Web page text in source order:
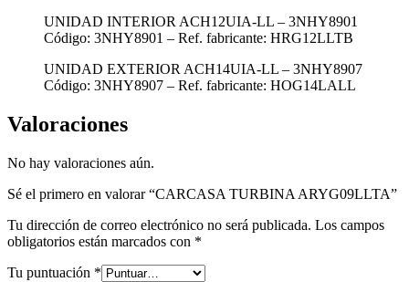
UNIDAD INTERIOR ACH12UIA-LL – 3NHY8901
Código: 3NHY8901 – Ref. fabricante: HRG12LLTB
UNIDAD EXTERIOR ACH14UIA-LL – 3NHY8907
Código: 3NHY8907 – Ref. fabricante: HOG14LALL
Valoraciones
No hay valoraciones aún.
Sé el primero en valorar “CARCASA TURBINA ARYG09LLTA”
Tu dirección de correo electrónico no será publicada. Los campos
obligatorios están marcados con *
Tu puntuación *